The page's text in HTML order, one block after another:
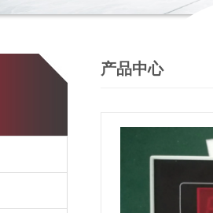
产品中心